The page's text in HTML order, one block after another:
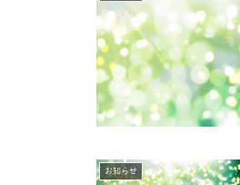
お知らせ